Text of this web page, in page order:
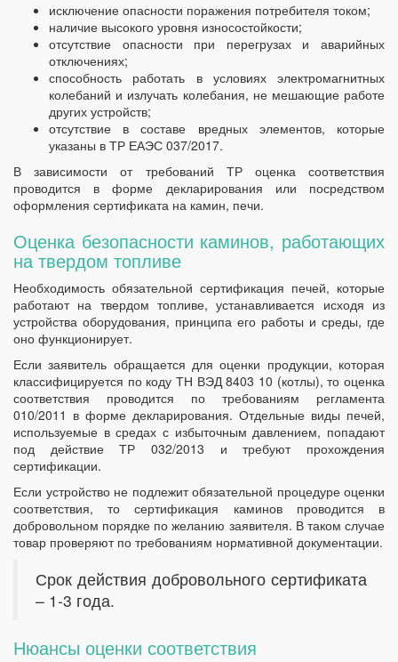
исключение опасности поражения потребителя током;
наличие высокого уровня износостойкости;
отсутствие опасности при перегрузах и аварийных
отключениях;
способность работать в условиях электромагнитных
колебаний и излучать колебания, не мешающие работе
других устройств;
отсутствие в составе вредных элементов, которые
указаны в ТР ЕАЭС 037/2017.
В зависимости от требований ТР оценка соответствия
проводится в форме декларирования или посредством
оформления сертификата на камин, печи.
Оценка безопасности каминов, работающих
на твердом топливе
Необходимость обязательной сертификация печей, которые
работают на твердом топливе, устанавливается исходя из
устройства оборудования, принципа его работы и среды, где
оно функционирует.
Если заявитель обращается для оценки продукции, которая
классифицируется по коду ТН ВЭД 8403 10 (котлы), то оценка
соответствия проводится по требованиям регламента
010/2011 в форме декларирования. Отдельные виды печей,
используемые в средах с избыточным давлением, попадают
под действие ТР 032/2013 и требуют прохождения
сертификации.
Если устройство не подлежит обязательной процедуре оценки
соответствия, то сертификация каминов проводится в
добровольном порядке по желанию заявителя. В таком случае
товар проверяют по требованиям нормативной документации.
Срок действия добровольного сертификата
– 1-3 года.
Нюансы оценки соответствия